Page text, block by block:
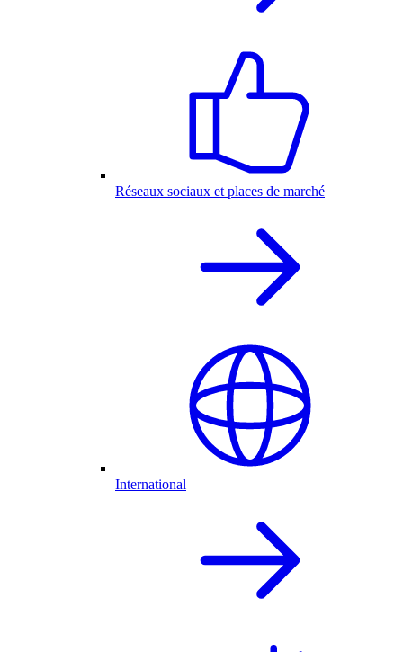
Réseaux sociaux et places de marché
International